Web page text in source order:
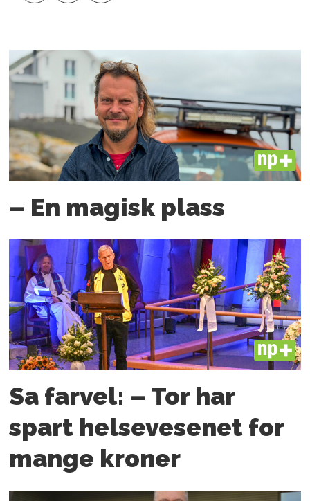
PLUS
– En magisk plass
PLUS
Sa farvel: – Tor har
spart helsevesenet for
mange kroner